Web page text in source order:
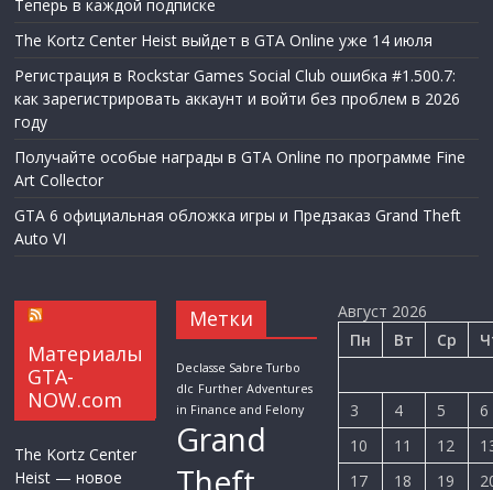
Теперь в каждой подписке
The Kortz Center Heist выйдет в GTA Online уже 14 июля
Регистрация в Rockstar Games Social Club ошибка #1.500.7:
как зарегистрировать аккаунт и войти без проблем в 2026
году
Получайте особые награды в GTA Online по программе Fine
Art Collector
GTA 6 официальная обложка игры и Предзаказ Grand Theft
Auto VI
Материалы
GTA-
NOW.com
The Kortz Center
Heist — новое
Метки
Declasse Sabre Turbo
dlc Further Adventures
in Finance and Felony
Grand
Август 2026
Пн
Вт Ср
3 4 5
6
10
11 12
17
18 19